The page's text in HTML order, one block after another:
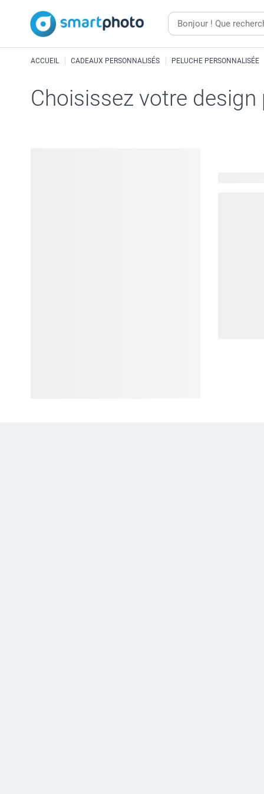
ACCUEIL CADEAUX PERSONNALISÉS PELUCHE PERSONNALISÉE
Choisissez votre